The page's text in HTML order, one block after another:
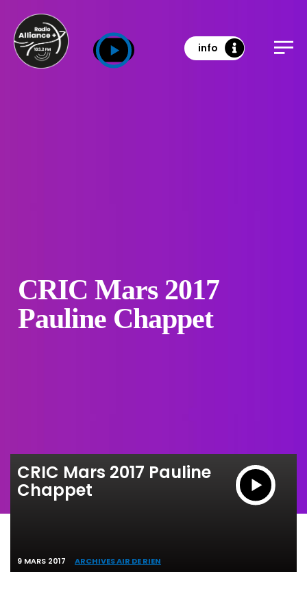
info
CRIC Mars 2017
Pauline Chappet
CRIC Mars 2017 Pauline
Chappet
9 MARS 2017 ARCHIVES AIR DE RIEN